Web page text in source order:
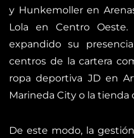
y Hunkemoller en
Lola en Centro
expandido su
centros de la cartera
ropa deportiva JD en
Marineda City o la tienda
De este modo, la